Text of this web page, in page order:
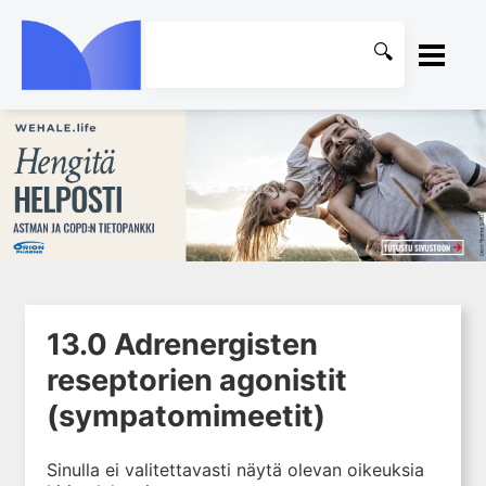
ETUSIVU
KIRJASTO
OHJEET
1. Johdanto farmakologiaan
2. Lääkkeiden kemia
3. Lääkekehitys
5. Farmakokinetiikka
6. Vierasainemetabolia
7. Lääkkeen annos, pitoisuus ja
vaste
8. Lääkemuodot ja antoreitit
13.0 Adrenergisten
reseptorien agonistit
(sympatomimeetit)
Sinulla ei valitettavasti näytä olevan oikeuksia